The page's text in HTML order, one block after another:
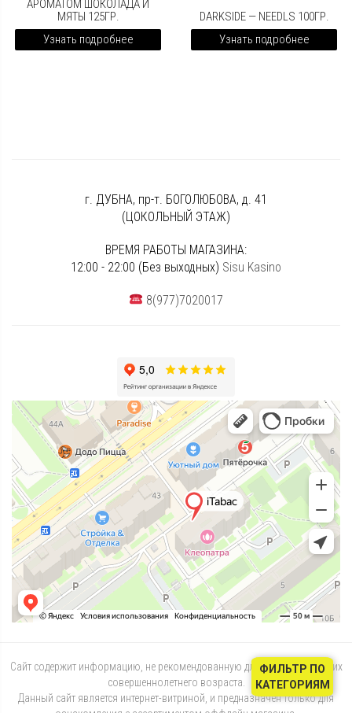
АРОМАТОМ ШОКОЛАДА И
МЯТЫ 125ГР.
Узнать подробнее
DARKSIDE — NEEDLS 100ГР.
Узнать подробнее
г. ДУБНА, пр-т. БОГОЛЮБОВА, д. 41
(ЦОКОЛЬНЫЙ ЭТАЖ)
ВРЕМЯ РАБОТЫ МАГАЗИНА:
12:00 - 22:00 (Без выходных) Sisu Kasino
8(977)7020017
Сайт содержит информацию, не рекомендованную для лиц, не достигших
совершеннолетнего возраста.
Данный сайт является интернет-витриной, и предназначен только для
ФИЛЬТР ПО
КАТЕГОРИЯМ